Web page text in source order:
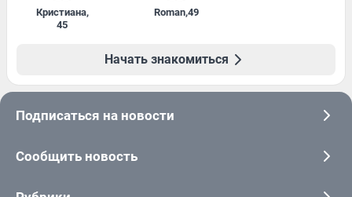
Кристиана,
45
Roman,49
Начать знакомиться
Подписаться на новости
Сообщить новость